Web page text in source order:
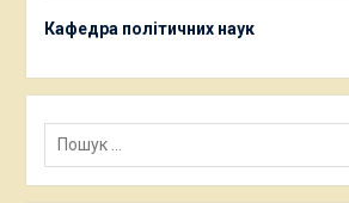
Кафедра політичних наук
Пошук: